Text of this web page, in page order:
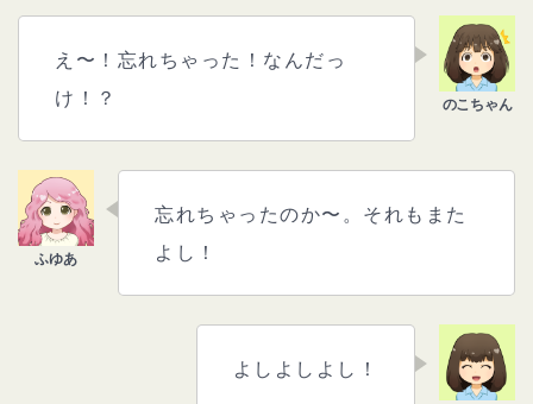
え〜！忘れちゃった！なんだっ
け！？
忘れちゃったのか〜。それもまた
よし！
よしよしよし！